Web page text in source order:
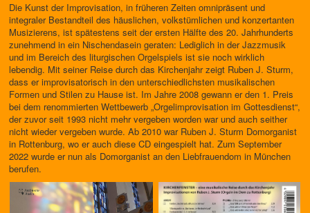
Die Kunst der Improvisation, in früheren Zeiten omnipräsent und
integraler Bestandteil des häuslichen, volkstümlichen und konzertanten
Musizierens, ist spätestens seit der ersten Hälfte des 20. Jahrhunderts
zunehmend in ein Nischendasein geraten: Lediglich in der Jazzmusik
und im Bereich des liturgischen Orgelspiels ist sie noch wirklich
lebendig. Mit seiner Reise durch das Kirchenjahr zeigt Ruben J. Sturm,
dass er improvisatorisch in den unterschiedlichsten musikalischen
Formen und Stilen zu Hause ist. Im Jahre 2008 gewann er den 1. Preis
bei dem renommierten Wettbewerb „Orgelimprovisation im Gottesdienst“,
der zuvor seit 1993 nicht mehr vergeben worden war und auch seither
nicht wieder vergeben wurde. Ab 2010 war Ruben J. Sturm Domorganist
in Rottenburg, wo er auch diese CD eingespielt hat. Zum September
2022 wurde er nun als Domorganist an den Liebfrauendom in München
berufen.